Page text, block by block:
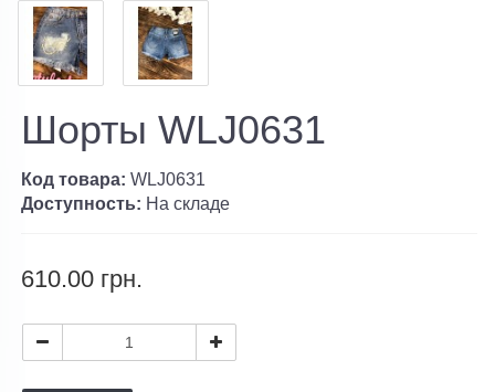
Шорты WLJ0631
Код товара: WLJ0631
Доступность: На складе
610.00 грн.